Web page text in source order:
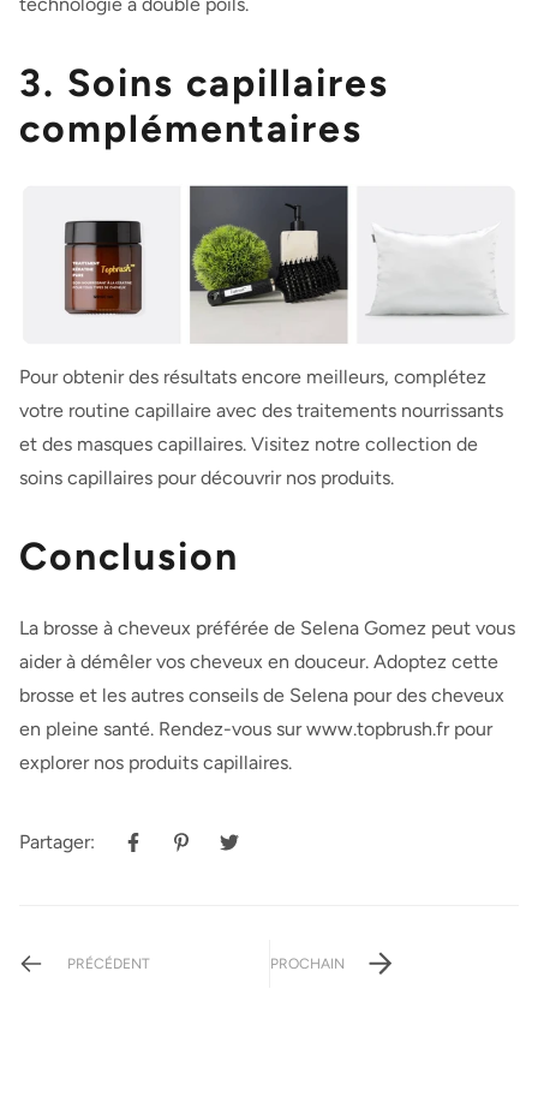
3. Soins capillaires
complémentaires
Pour obtenir des résultats encore meilleurs, complétez
votre routine capillaire avec des traitements nourrissants
et des masques capillaires. Visitez notre collection de
soins capillaires pour découvrir nos produits.
Conclusion
La brosse à cheveux préférée de Selena Gomez peut vous
aider à démêler vos cheveux en douceur. Adoptez cette
brosse et les autres conseils de Selena pour des cheveux
en pleine santé. Rendez-vous surwww.topbrush.frpour
explorer nos produits capillaires.
Partager:
PRÉCÉDENT PROCHAIN